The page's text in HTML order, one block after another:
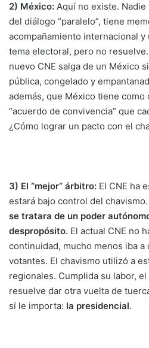
2) México: Aquí no existe.
del diálogo “paralelo”, tiene
acompañamiento internacional
tema electoral, pero no
nuevo CNE salga de un México
pública, congelado y
además, que México tiene como
“acuerdo de convivencia” que
¿Cómo lograr un pacto con el
3) El “mejor” árbitro: El CNE ha
estará bajo control del chavismo.
se tratara de un poder
despropósito. El actual CNE no
continuidad, mucho menos iba
votantes. El chavismo utilizó a
regionales. Cumplida su labor,
resuelve dar otra vuelta de
sí le importa: la presidencial.